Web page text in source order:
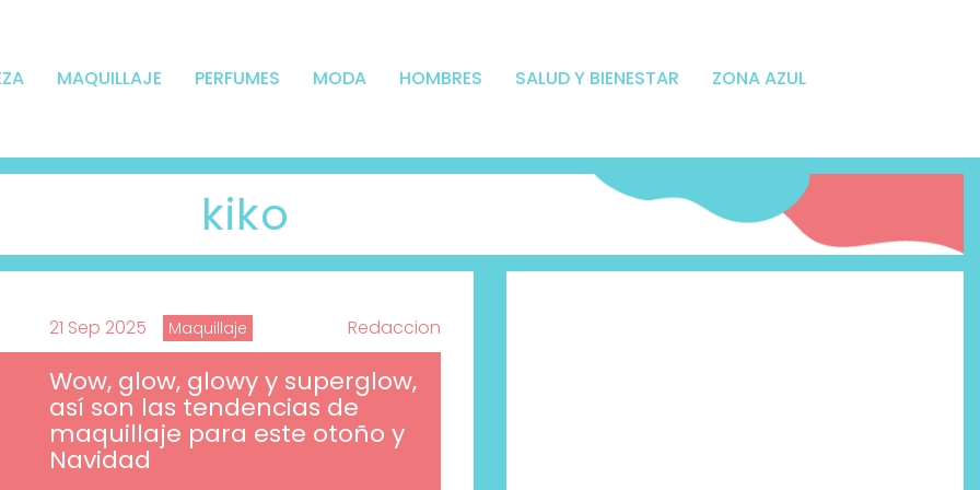
MAQUILLAJE PERFUMES MODA HOMBRES SALUD Y BIENESTAR ZONA AZUL
kiko
21 Sep 2025 Maquillaje Redaccion
Wow, glow, glowy y superglow,
así son las tendencias de
maquillaje para este otoño y
Navidad